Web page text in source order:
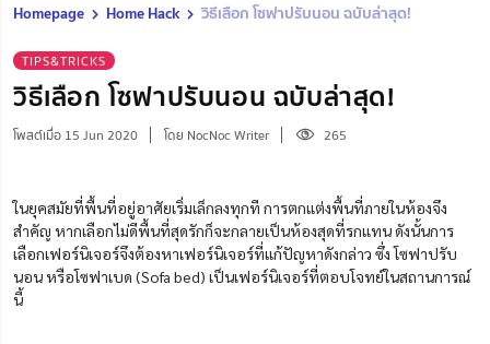
Homepage Home Hack วิธีเลือก โซฟาปรับนอน ฉบับล่าสุด!
TIPS&TRICKS
วิธีเลือก โซฟาปรับนอน ฉบับล่าสุด!
โพสต์เมื่อ 15 Jun 2020 โดย NocNoc Writer 265
ในยุคสมัยที่พื้นที่อยู่อาศัยเริ่มเล็กลงทุกที การตกแต่งพื้นที่ภายในห้องจึง
สำคัญ หากเลือกไม่ดีพื้นที่สุดรักก็จะกลายเป็นห้องสุดที่รกแทน ดังนั้นการ
เลือกเฟอร์นิเจอร์จึงต้องหาเฟอร์นิเจอร์ที่แก้ปัญหาดังกล่าว ซึ่ง โซฟาปรับ
นอน หรือโซฟาเบด (Sofa bed) เป็นเฟอร์นิเจอร์ที่ตอบโจทย์ในสถานการณ์
นี้